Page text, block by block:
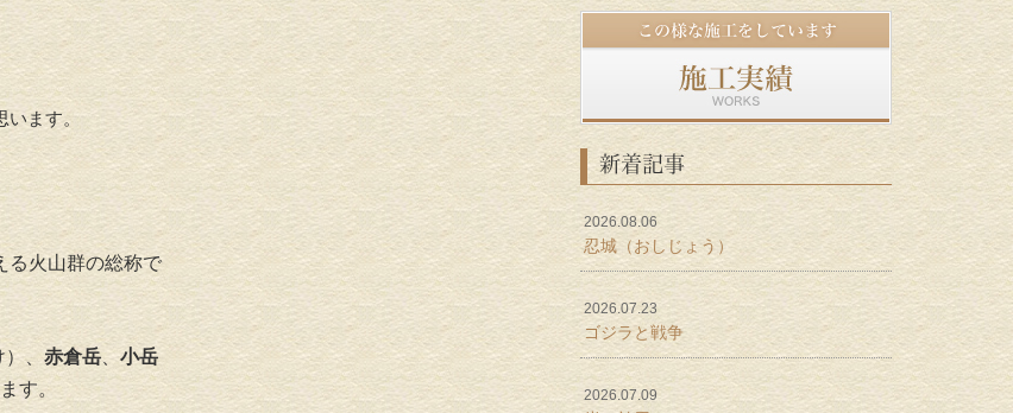
います。
る火山群の総称で
、 赤倉岳 、小岳
す。
新着記事
2026.08.06
忍城（おしじょう）
2026.07.23
ゴジラと戦争
2026.07.09